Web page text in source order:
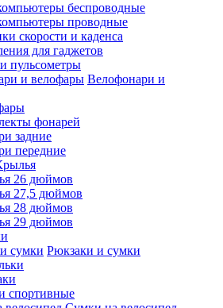
беспроводные
проводные
скорости и каденса
для гаджетов
пульсометры
Велофонари и
фонарей
задние
передние
26 дюймов
27,5 дюймов
28 дюймов
29 дюймов
Рюкзаки и сумки
спортивные